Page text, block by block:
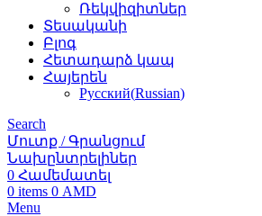
Ռեկվիզիտներ
Տեսականի
Բլոգ
Հետադարձ կապ
Հայերեն
Русский(Russian)
Search
Մուտք / Գրանցում
Նախընտրելիներ
0 Համեմատել
0 items 0 AMD
Menu